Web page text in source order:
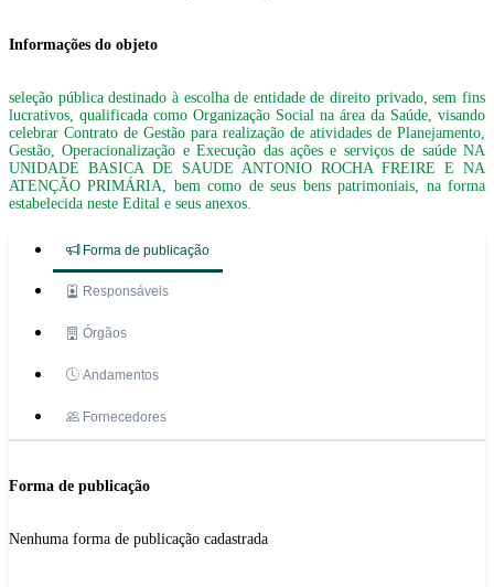
Informações do objeto
seleção pública destinado à escolha de entidade de direito privado, sem fins
lucrativos, qualificada como Organização Social na área da Saúde, visando
celebrar Contrato de Gestão para realização de atividades de Planejamento,
Gestão, Operacionalização e Execução das ações e serviços de saúde NA
UNIDADE BASICA DE SAUDE ANTONIO ROCHA FREIRE E NA
ATENÇÃO PRIMÁRIA, bem como de seus bens patrimoniais, na forma
estabelecida neste Edital e seus anexos.
Forma de publicação
Responsáveis
Órgãos
Andamentos
Fornecedores
Forma de publicação
Nenhuma forma de publicação cadastrada